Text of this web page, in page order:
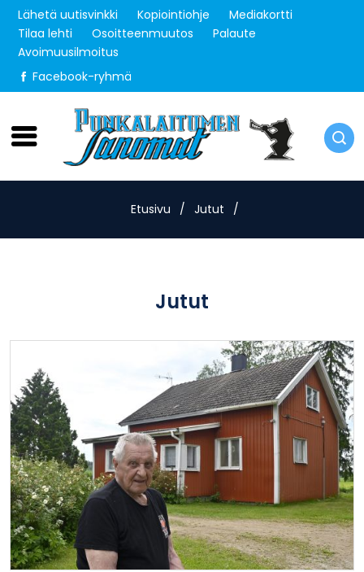
Lähetä uutisvinkki Kopiointiohje
Mediakortti
Tilaa lehti
Osoitteenmuutos
Palaute
Avoimuusilmoitus
Facebook-ryhmä
Etusivu / Jutut /
Jutut